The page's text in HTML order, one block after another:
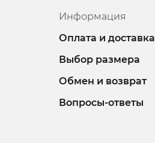
Информация
Оплата и доставка
Выбор размера
Обмен и возврат
Вопросы-ответы